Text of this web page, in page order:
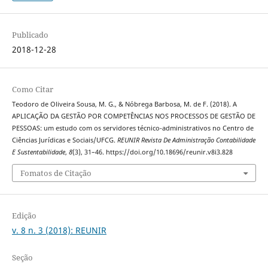
Publicado
2018-12-28
Como Citar
Teodoro de Oliveira Sousa, M. G., & Nóbrega Barbosa, M. de F. (2018). A
APLICAÇÃO DA GESTÃO POR COMPETÊNCIAS NOS PROCESSOS DE GESTÃO DE
PESSOAS: um estudo com os servidores técnico-administrativos no Centro de
Ciências Jurídicas e Sociais/UFCG. REUNIR Revista De Administração Contabilidade
E Sustentabilidade, 8(3), 31–46. https://doi.org/10.18696/reunir.v8i3.828
Fomatos de Citação
Edição
v. 8 n. 3 (2018): REUNIR
Seção